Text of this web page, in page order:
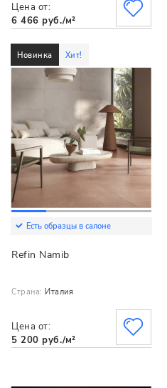
Цена от:
6 466 руб./м²
Новинка Хит!
Есть образцы в салоне
Refin Namib
Страна: Италия
Цена от:
5 200 руб./м²